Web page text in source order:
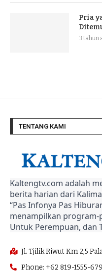
Pria
3 tahun
TENTANG KAMI
Kaltengtv.com adalah
berita harian dari
“Pas Infonya Pas
menampilkan
Untuk Perempuan, dan
Jl. Tjilik Riwut Km 2,5
Phone: +62 819-1555-